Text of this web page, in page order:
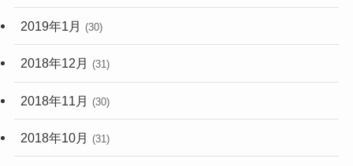
2019年1月 (30)
2018年12月 (31)
2018年11月 (30)
2018年10月 (31)